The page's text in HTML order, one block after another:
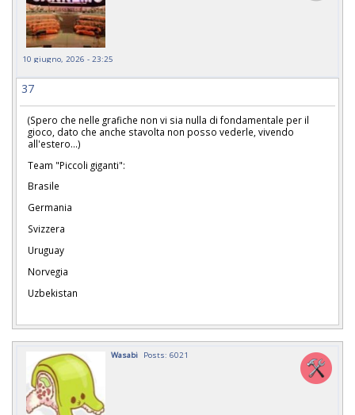
10 giugno, 2026 - 23:25
37
(Spero che nelle grafiche non vi sia nulla di fondamentale per il
gioco, dato che anche stavolta non posso vederle, vivendo
all'estero...)
Team "Piccoli giganti":
Brasile
Germania
Svizzera
Uruguay
Norvegia
Uzbekistan
Wasabi Posts: 6021